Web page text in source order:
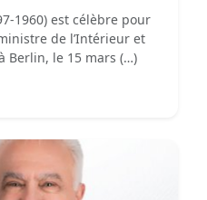
1960) est célèbre pour
de l’Intérieur et
Berlin, le 15 mars (…)